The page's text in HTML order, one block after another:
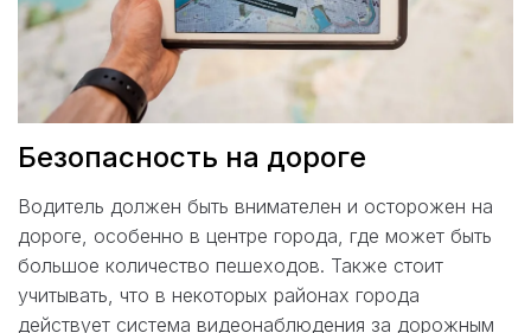
Безопасность на дороге
Водитель должен быть внимателен и осторожен на
дороге, особенно в центре города, где может быть
большое количество пешеходов. Также стоит
учитывать, что в некоторых районах города
действует система видеонаблюдения за дорожным